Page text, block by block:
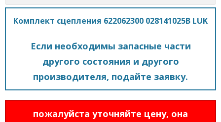
Комплект сцепления 622062300 028141025B LUK
Если необходимы запасные части
другого состояния и другого
производителя, подайте заявку.
пожалуйста уточняйте цену, она